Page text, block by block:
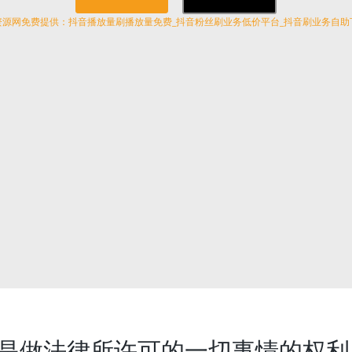
网免费提供：抖音播放量刷播放量免费_抖音粉丝刷业务低价平台_抖音刷业务自助